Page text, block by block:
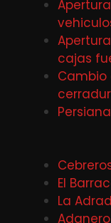
cajas
Cambio
El
La
Adanero